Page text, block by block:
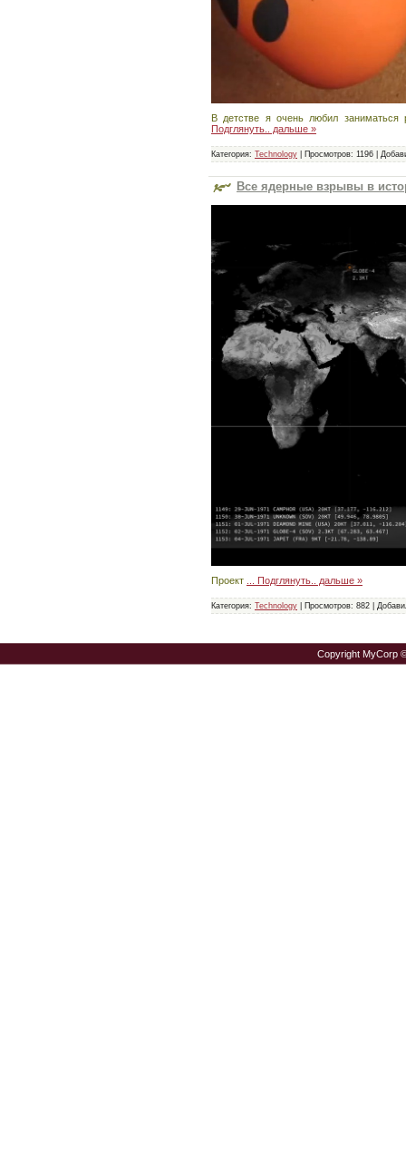
В детстве я очень любил
Подглянуть.. дальше »
Категория: Technology Просмотров: 1196
Все ядерные взрывы в
Проект Подглянуть.. дальше »
Категория: Technology Просмотров: 882
Copyright MyCorp